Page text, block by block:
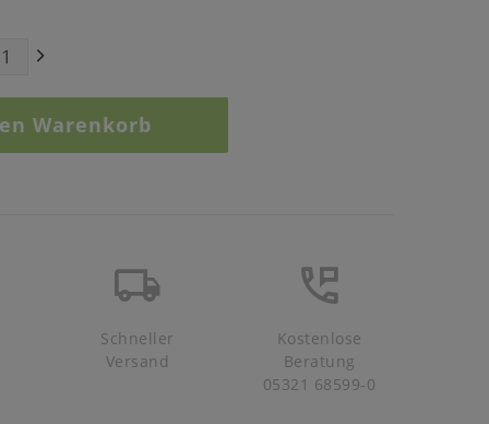
Warenkorb
Schneller
Versand
Kostenlose
Beratung
05321 68599-0